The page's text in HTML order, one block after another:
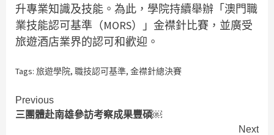
升專業知識及技能。為此，學院持續舉辦「澳門職
業技能認可基準（MORS）」金襟針比賽，並廣受
旅遊酒店業界的認可和歡迎。
Tags: 旅遊學院, 職技認可基準, 金襟針總決賽
Continue
Reading
Previous
三團體赴南雄參訪考察成果豐碩￼
Next